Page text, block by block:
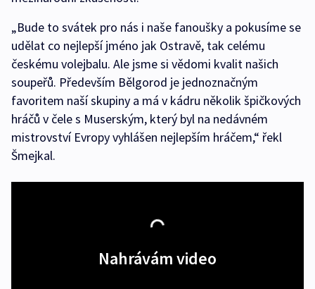
„Bude to svátek pro nás i naše fanoušky a pokusíme se
udělat co nejlepší jméno jak Ostravě, tak celému
českému volejbalu. Ale jsme si vědomi kvalit našich
soupeřů. Především Bělgorod je jednoznačným
favoritem naší skupiny a má v kádru několik špičkových
hráčů v čele s Muserským, který byl na nedávném
mistrovství Evropy vyhlášen nejlepším hráčem,“ řekl
Šmejkal.
Nahrávám video